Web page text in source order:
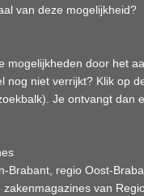
van deze mogelijkheid?
mogelijkheden door het
nog niet verrijkt? Klik op
Je ontvangt dan
Brabant, regio Oost-
van